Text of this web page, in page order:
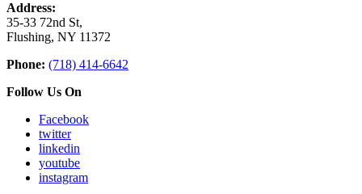
Address:
35-33 72nd St,
Flushing, NY 11372
Phone: (718) 414-6642
Follow Us On
Facebook
twitter
linkedin
youtube
instagram